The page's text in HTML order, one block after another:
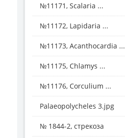
№11171, Scalaria ...
№11172, Lapidaria ...
№11173, Acanthocardia ...
№11175, Chlamys ...
№11176, Corculium ...
Palaeopolycheles 3.jpg
№ 1844-2, стрекоза